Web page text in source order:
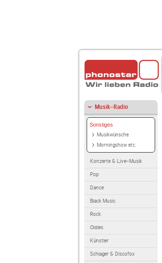
Musik-Radio
Sonstiges
Musikwünsche
Morningshow etc.
Konzerte & Live-Musik
Pop
Dance
Black Music
Rock
Oldies
Künstler
Schlager & Discofox